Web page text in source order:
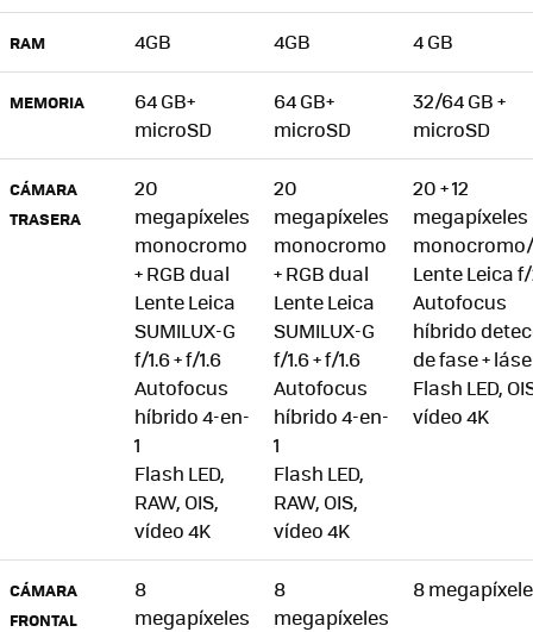
RAM 4GB 4GB 4 GB
MEMORIA
64 GB+
microSD
64 GB+
microSD
32/64 GB +
microSD
CÁMARA
TRASERA
20
megapíxeles
monocromo
+ RGB dual
Lente Leica
SUMILUX-G
f/1.6 + f/1.6
Autofocus
híbrido 4-en-
1
Flash LED,
RAW, OIS,
vídeo 4K
20
megapíxeles
monocromo
+ RGB dual
Lente Leica
SUMILUX-G
f/1.6 + f/1.6
Autofocus
híbrido 4-en-
1
Flash LED,
RAW, OIS,
vídeo 4K
20 + 12
megapíxeles
Lente Leica
Autofocus
híbrido
de fase +
Flash LED,
vídeo 4K
CÁMARA
FRONTAL
8
megapíxeles
8
megapíxeles
8